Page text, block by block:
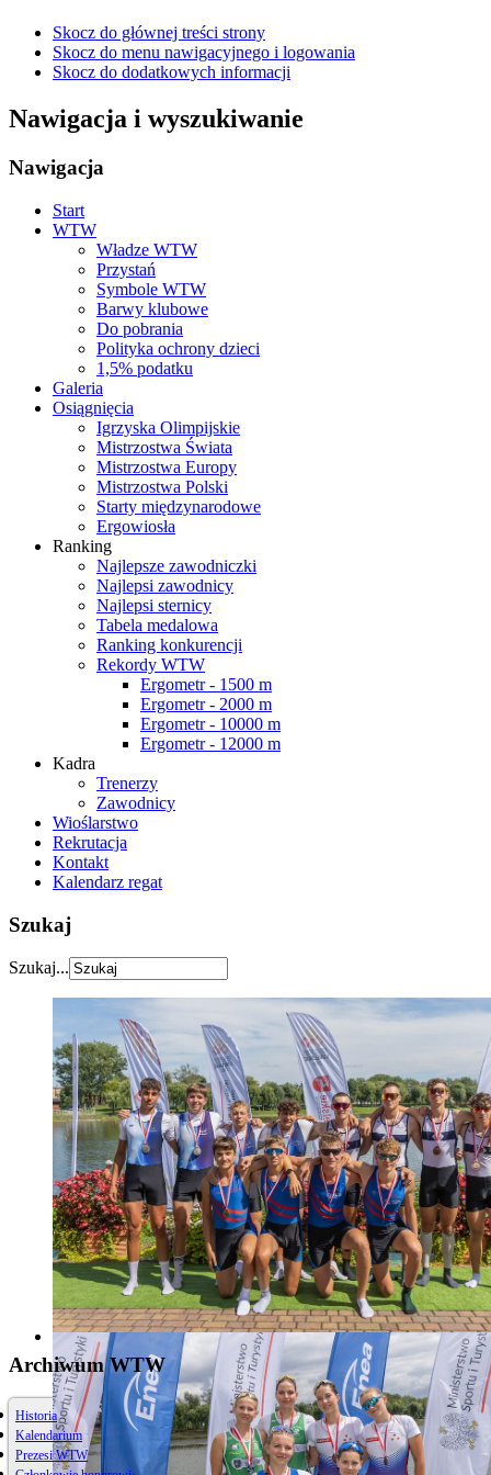
Skocz do głównej treści strony
Skocz do menu nawigacyjnego i logowania
Skocz do dodatkowych informacji
Nawigacja i wyszukiwanie
Nawigacja
Start
WTW
Władze WTW
Przystań
Symbole WTW
Barwy klubowe
Do pobrania
Polityka ochrony dzieci
1,5% podatku
Galeria
Osiągnięcia
Igrzyska Olimpijskie
Mistrzostwa Świata
Mistrzostwa Europy
Mistrzostwa Polski
Starty międzynarodowe
Ergowiosła
Ranking
Najlepsze zawodniczki
Najlepsi zawodnicy
Najlepsi sternicy
Tabela medalowa
Ranking konkurencji
Rekordy WTW
Ergometr - 1500 m
Ergometr - 2000 m
Ergometr - 10000 m
Ergometr - 12000 m
Kadra
Trenerzy
Zawodnicy
Wioślarstwo
Rekrutacja
Kontakt
Kalendarz regat
Szukaj
Szukaj...
Archiwum WTW
Historia
Kalendarium
Prezesi WTW